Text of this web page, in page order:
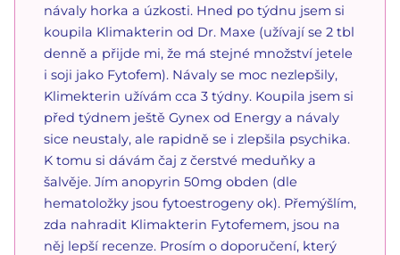
návaly horka a úzkosti. Hned po týdnu jsem si
koupila Klimakterin od Dr. Maxe (užívají se 2 tbl
denně a přijde mi, že má stejné množství jetele
i soji jako Fytofem). Návaly se moc nezlepšily,
Klimekterin užívám cca 3 týdny. Koupila jsem si
před týdnem ještě Gynex od Energy a návaly
sice neustaly, ale rapidně se i zlepšila psychika.
K tomu si dávám čaj z čerstvé meduňky a
šalvěje. Jím anopyrin 50mg obden (dle
hematoložky jsou fytoestrogeny ok). Přemýšlím,
zda nahradit Klimakterin Fytofemem, jsou na
něj lepší recenze. Prosím o doporučení, který